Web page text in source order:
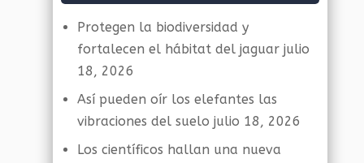
Protegen la biodiversidad y
fortalecen el hábitat del jaguar julio
18, 2026
Así pueden oír los elefantes las
vibraciones del suelo julio 18, 2026
Los científicos hallan una nueva